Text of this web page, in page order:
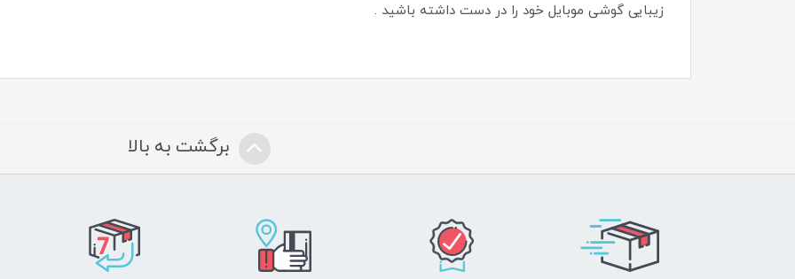
زیبایی گوشی موبایل خود را در دست داشته باشید .
برگشت به بالا